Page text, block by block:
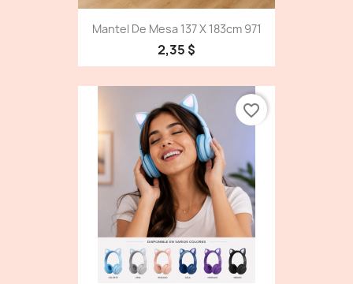
Mantel De Mesa 137 X 183cm 971
2,35 $
favorite_border